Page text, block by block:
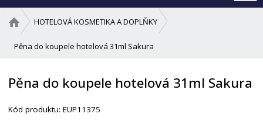
t
v
o
í
t
HOTELOVÁ KOSMETIKA A DOPLŇKY
Pěna do koupele hotelová 31ml Sakura
Pěna do koupele hotelová 31ml Sakura
Kód produktu:EUP11375